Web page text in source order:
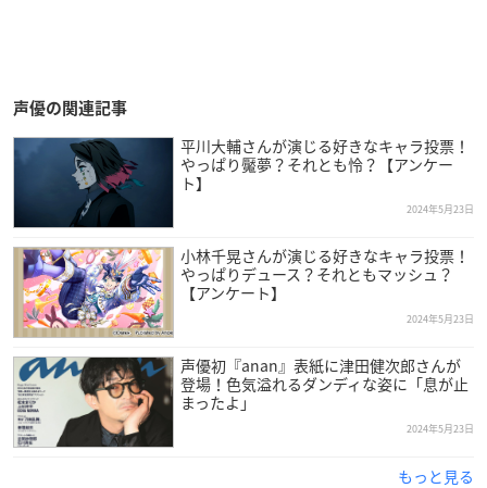
声優の関連記事
平川大輔さんが演じる好きなキャラ投票！
やっぱり魘夢？それとも怜？【アンケー
ト】
2024年5月23日
小林千晃さんが演じる好きなキャラ投票！
やっぱりデュース？それともマッシュ？
【アンケート】
2024年5月23日
声優初『anan』表紙に津田健次郎さんが
登場！色気溢れるダンディな姿に「息が止
まったよ」
2024年5月23日
もっと見る